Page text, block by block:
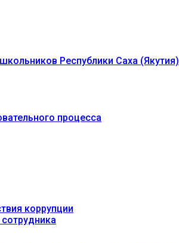
Республики Саха (Якутия)
процесса
коррупции